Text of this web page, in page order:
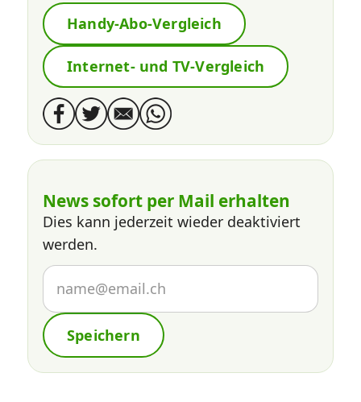
Handy-Abo-Vergleich
Internet- und TV-Vergleich
News sofort per Mail erhalten
Dies kann jederzeit wieder deaktiviert
werden.
Speichern